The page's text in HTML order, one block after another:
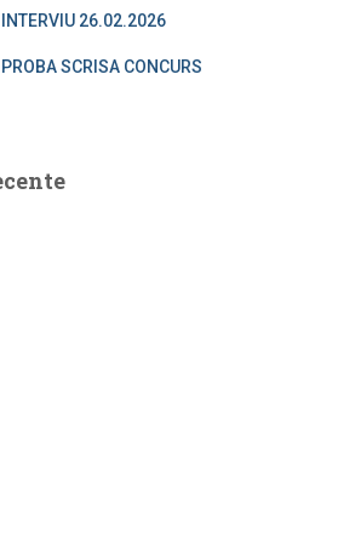
INTERVIU 26.02.2026
SCRISA CONCURS